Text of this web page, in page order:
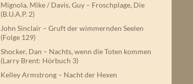
Mignola, Mike / Davis, Guy – Froschplage, Die
(B.U.A.P. 2)
John Sinclair – Gruft der wimmernden Seelen
(Folge 129)
Shocker, Dan – Nachts, wenn die Toten kommen
(Larry Brent: Hörbuch 3)
Kelley Armstrong – Nacht der Hexen